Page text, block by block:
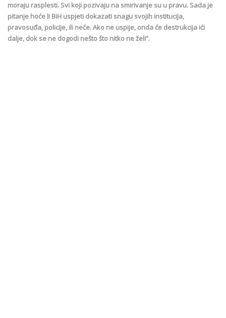
moraju rasplesti. Svi koji pozivaju na smirivanje su u pravu. Sada je
pitanje hoće li BiH uspjeti dokazati snagu svojih institucija,
pravosuđa, policije, ili neće. Ako ne uspije, onda će destrukcija ići
dalje, dok se ne dogodi nešto što nitko ne želi”.